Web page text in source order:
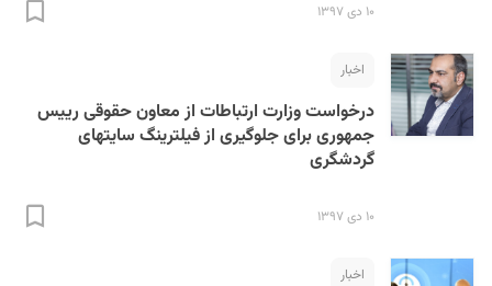
۱۰ دی ۱۳۹۷
اخبار
درخواست وزارت ارتباطات از معاون حقوقی رییس
جمهوری برای جلوگیری از فیلترینگ سایتهای
گردشگری
۱۰ دی ۱۳۹۷
اخبار